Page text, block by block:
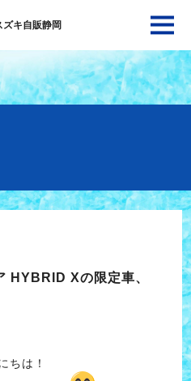
キ自販静岡
HYBRID Xの限定車、
ちは！